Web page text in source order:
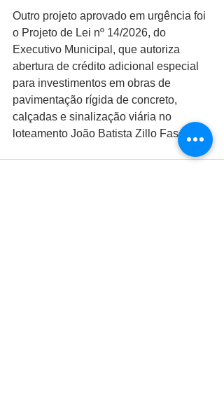
Outro projeto aprovado em urgência foi
o Projeto de Lei nº 14/2026, do
Executivo Municipal, que autoriza
abertura de crédito adicional especial
para investimentos em obras de
pavimentação rígida de concreto,
calçadas e sinalização viária no
loteamento João Batista Zillo Fascineli.